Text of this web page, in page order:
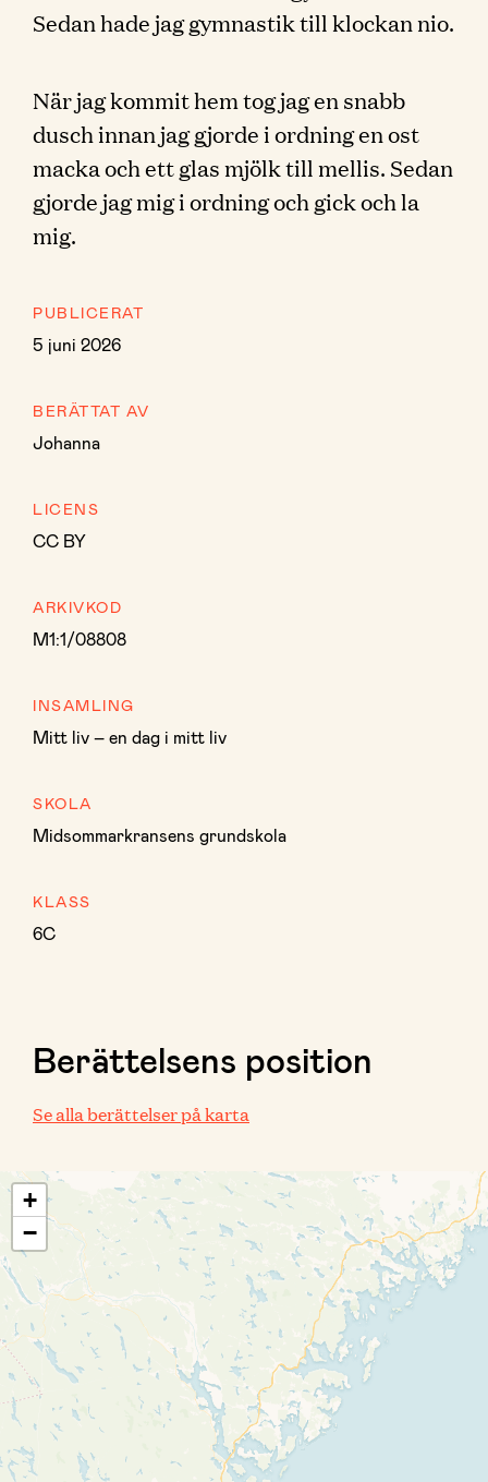
Sedan hade jag gymnastik till klockan nio.
När jag kommit hem tog jag en snabb
dusch innan jag gjorde i ordning en ost
macka och ett glas mjölk till mellis. Sedan
gjorde jag mig i ordning och gick och la
mig.
PUBLICERAT
5 juni 2026
BERÄTTAT AV
Johanna
LICENS
CC BY
ARKIVKOD
M1:1/08808
INSAMLING
Mitt liv – en dag i mitt liv
SKOLA
Midsommarkransens grundskola
KLASS
6C
Berättelsens position
Se alla berättelser på karta
+
−